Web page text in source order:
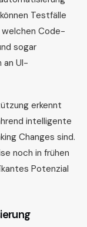
Testfälle
Code-
sogar
an UI-
erkennt
intelligente
Changes sind.
noch in frühen
Potenzial